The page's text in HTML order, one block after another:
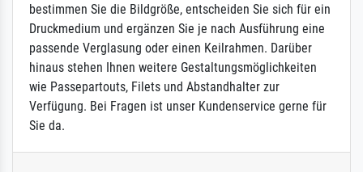
bestimmen Sie die Bildgröße, entscheiden Sie sich für ein
Druckmedium und ergänzen Sie je nach Ausführung eine
passende Verglasung oder einen Keilrahmen. Darüber
hinaus stehen Ihnen weitere Gestaltungsmöglichkeiten
wie Passepartouts, Filets und Abstandhalter zur
Verfügung. Bei Fragen ist unser Kundenservice gerne für
Sie da.